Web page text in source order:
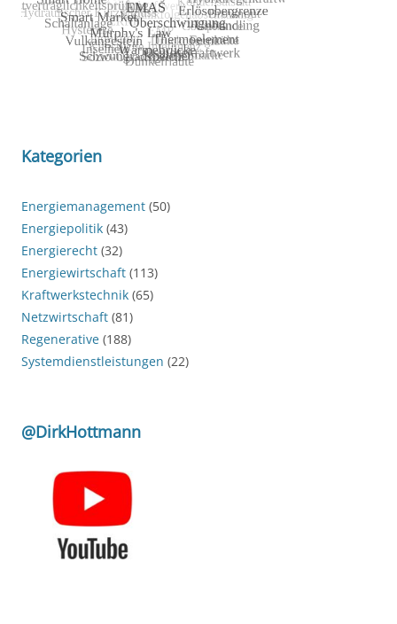
Kategorien
Energiemanagement (50)
Energiepolitik (43)
Energierecht (32)
Energiewirtschaft (113)
Kraftwerkstechnik (65)
Netzwirtschaft (81)
Regenerative (188)
Systemdienstleistungen (22)
@DirkHottmann